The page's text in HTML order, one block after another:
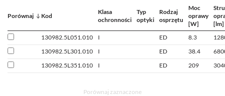
Porównaj Kod
Klasa
ochronności
Typ
optyki
Rodzaj
osprzętu
Moc
oprawy
[W]
[lm]
130982.5L051.010
I ED 8.3
130982.5L301.010
I ED 38.4
130982.5L351.010
I ED 209
Porównaj zaznaczone